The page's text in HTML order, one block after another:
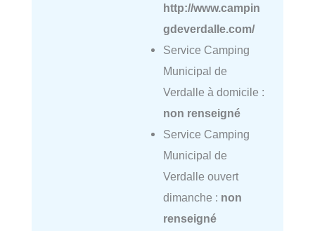
http://www.campin
gdeverdalle.com/
Service Camping
Municipal de
Verdalle à domicile :
non renseigné
Service Camping
Municipal de
Verdalle ouvert
dimanche : non
renseigné